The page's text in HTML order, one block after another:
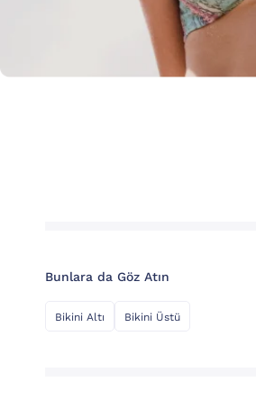
Bunlara da Göz Atın
Bikini Altı Bikini Üstü